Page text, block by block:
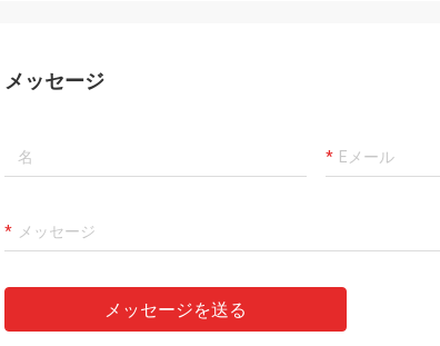
メッセージ
メッセージを送る